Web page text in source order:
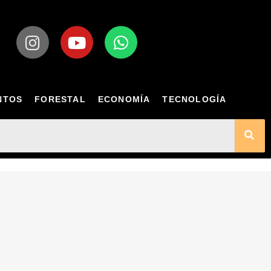
FORESTAL ECONOMÍA TECNOLOGÍA